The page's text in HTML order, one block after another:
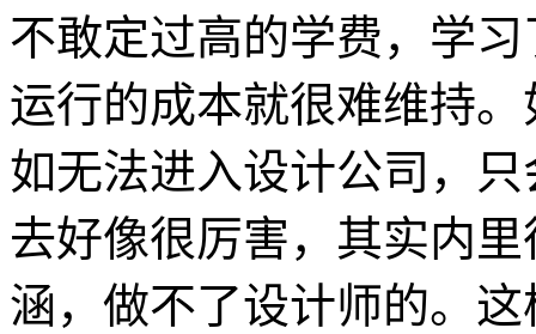
不敢定过高的学费，学
运行的成本就很难维持
如无法进入设计公司，
去好像很厉害，其实内
涵，做不了设计师的。